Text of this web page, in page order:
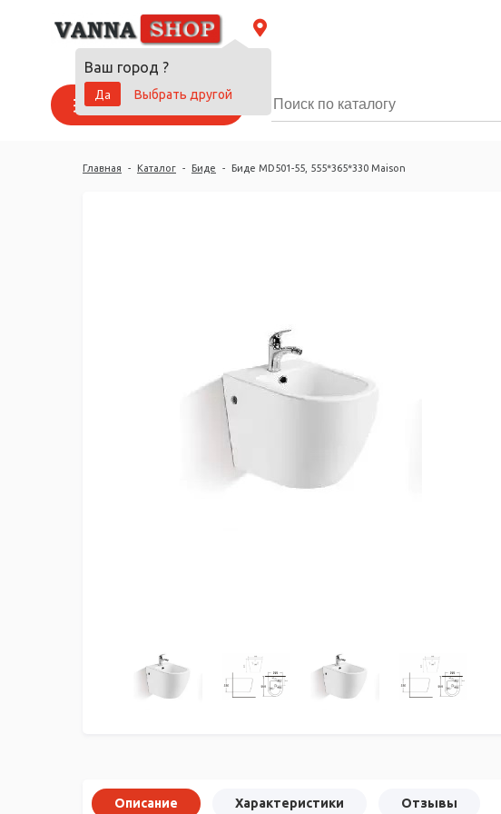
Ваш город ?
Да
Выбрать другой
Каталог товаров
Главная - Каталог - Биде - Биде MD501-55, 555*365*330 Maison
Описание Характеристики Отзывы